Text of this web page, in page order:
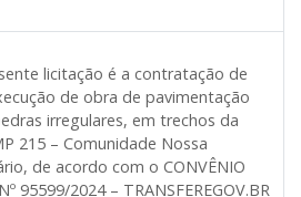
licitação é a contratação de
de obra de pavimentação
irregulares, em trechos da
215 – Comunidade Nossa
de acordo com o CONVÊNIO
95599/2024 – TRANSFEREGOV.BR